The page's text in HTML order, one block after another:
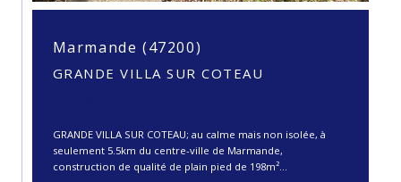
Marmande (47200)
GRANDE VILLA SUR COTEAU
GRANDE VILLA SUR COTEAU; au calme mais non isolée, à
seulement 5.5km du centre-ville de Marmande,
construction de qualité de plain pied de 198m²...